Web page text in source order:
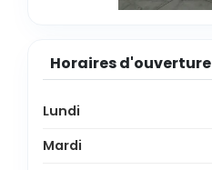
Horaires d'ouverture
Lundi
Mardi